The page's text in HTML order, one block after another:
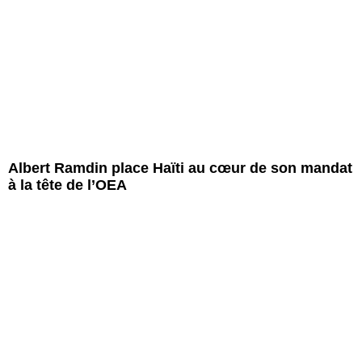
Albert Ramdin place Haïti au cœur de son mandat
à la tête de l’OEA